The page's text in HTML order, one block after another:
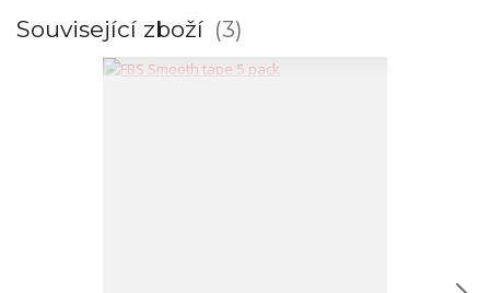
Související zboží 3